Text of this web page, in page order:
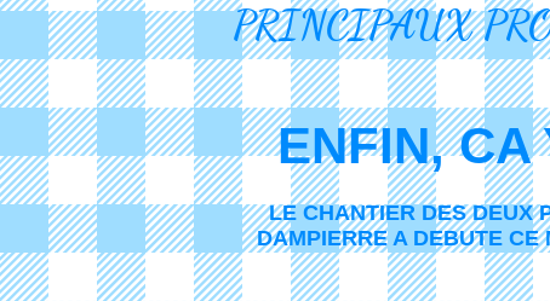
PRINCIPAUX
ENFIN, CA
LE CHANTIER DES DEUX
DAMPIERRE A DEBUTE CE